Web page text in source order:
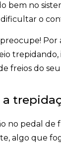
bem no
o
preocupe!
trepidando,
freios do
a
no pedal de
algo que